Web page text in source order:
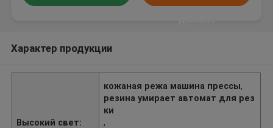
Характер продукции
Высокий свет:
кожаная режа машина прессы,
резина умирает автомат для рез
ки
,